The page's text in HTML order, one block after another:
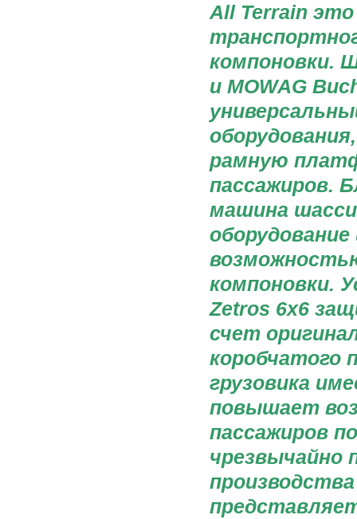
All Terrain
компоновки.
и MOWAG
рамную
пассажиров.
машина
компоновки.
Zetros 6x6
счет
коробчатого
грузовика
повышает
пассажиров
чрезвычайно